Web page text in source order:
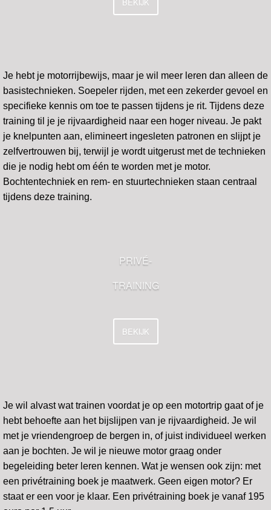
Je hebt je motorrijbewijs, maar je wil meer leren dan alleen de
basistechnieken. Soepeler rijden, met een zekerder gevoel en
specifieke kennis om toe te passen tijdens je rit. Tijdens deze
training til je je rijvaardigheid naar een hoger niveau. Je pakt
je knelpunten aan, elimineert ingesleten patronen en slijpt je
zelfvertrouwen bij, terwijl je wordt uitgerust met de technieken
die je nodig hebt om één te worden met je motor.
Bochtentechniek en rem- en stuurtechnieken staan centraal
tijdens deze training.
PRIVÉ-
TRAINING
BEKIJK
Je wil alvast wat trainen voordat je op een motortrip gaat of je
hebt behoefte aan het bijslijpen van je rijvaardigheid. Je wil
met je vriendengroep de bergen in, of juist individueel werken
aan je bochten. Je wil je nieuwe motor graag onder
begeleiding beter leren kennen. Wat je wensen ook zijn: met
een privétraining boek je maatwerk. Geen eigen motor? Er
staat er een voor je klaar. Een privétraining boek je vanaf 195